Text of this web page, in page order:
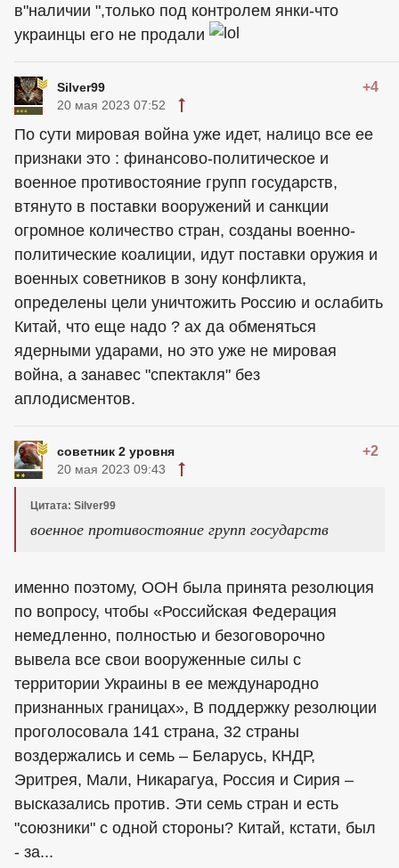
в"наличии ",только под контролем янки-что
украинцы его не продали
Silver99 +4
20 мая 2023 07:52
По сути мировая война уже идет, налицо все ее
признаки это : финансово-политическое и
военное противостояние групп государств,
втянуто в поставки вооружений и санкции
огромное количество стран, созданы военно-
политические коалиции, идут поставки оружия и
военных советников в зону конфликта,
определены цели уничтожить Россию и ослабить
Китай, что еще надо ? ах да обменяться
ядерными ударами, но это уже не мировая
война, а занавес "спектакля" без
аплодисментов.
советник 2 уровня +2
20 мая 2023 09:43
Цитата: Silver99
военное противостояние групп государств
именно поэтому, ООН была принята резолюция
по вопросу, чтобы «Российская Федерация
немедленно, полностью и безоговорочно
вывела все свои вооруженные силы с
территории Украины в ее международно
признанных границах», В поддержку резолюции
проголосовала 141 страна, 32 страны
воздержались и семь – Беларусь, КНДР,
Эритрея, Мали, Никарагуа, Россия и Сирия –
высказались против. Эти семь стран и есть
"союзники" с одной стороны? Китай, кстати, был
- за...